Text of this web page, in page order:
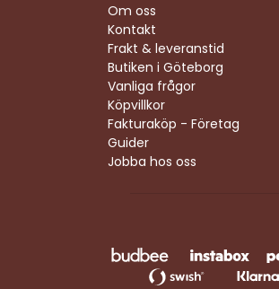
Om oss
Kontakt
Frakt & leveranstid
Butiken i Göteborg
Vanliga frågor
Köpvillkor
Fakturaköp - Företag
Guider
Jobba hos oss